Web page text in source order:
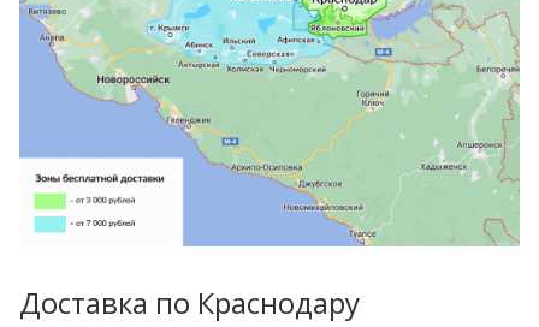
Доставка по Краснодару